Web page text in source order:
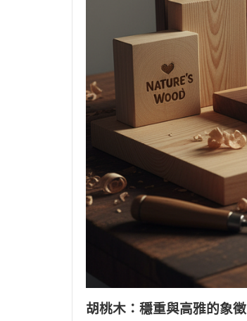
胡桃木：穩重與高雅的象徵